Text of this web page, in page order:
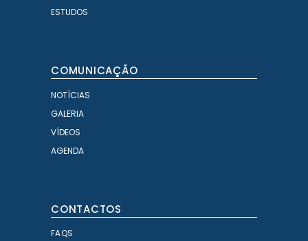
ESTUDOS
COMUNICAÇÃO
NOTÍCIAS
GALERIA
VÍDEOS
AGENDA
CONTACTOS
FAQS